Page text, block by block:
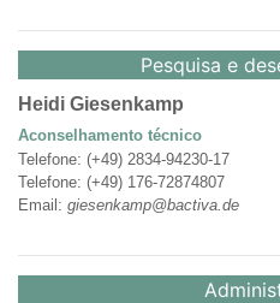
Pesquisa e
Heidi Giesenkamp
Aconselhamento técnico
Telefone: (+49) 2834-94230-17
Telefone: (+49) 176-72874807
Email: giesenkamp@bactiva.de